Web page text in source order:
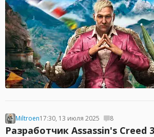
Miltroen17:30, 13 июля 2025 8
Разработчик Assassin's Creed